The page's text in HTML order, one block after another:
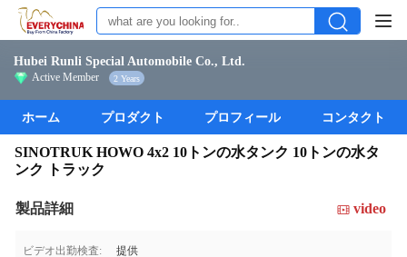
Hubei Runli Special Automobile Co., Ltd.
Active Member 2 Years
ホーム プロダクト プロフィール コンタクト
SINOTRUK HOWO 4x2 10トンの水タンク 10トンの水タ
ンク トラック
製品詳細 video
ビデオ出勤検査:
提供